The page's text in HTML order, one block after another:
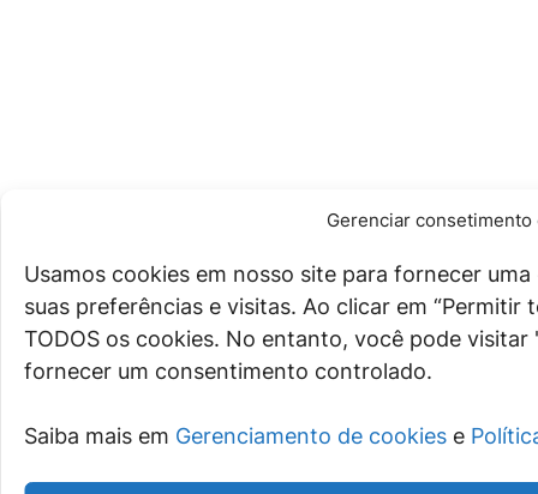
Gerenciar consetimento
Usamos cookies em nosso site para fornecer
suas preferências e visitas. Ao clicar em “Permitir
TODOS os cookies. No entanto, você pode
fornecer um consentimento controlado.
Saiba mais em Gerenciamento de cookies e